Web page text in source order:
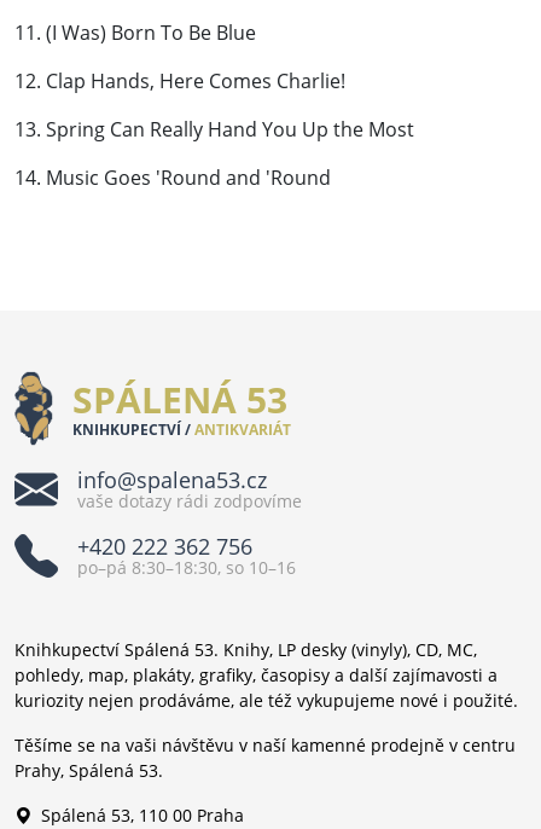
11. (I Was) Born To Be Blue
12. Clap Hands, Here Comes Charlie!
13. Spring Can Really Hand You Up the Most
14. Music Goes 'Round and 'Round
SPÁLENÁ 53
KNIHKUPECTVÍ /ANTIKVARIÁT
info@spalena53.cz
vaše dotazy rádi zodpovíme
+420 222 362 756
po–pá 8:30–18:30, so 10–16
Knihkupectví Spálená 53. Knihy, LP desky (vinyly), CD, MC,
pohledy, map, plakáty, grafiky, časopisy a další zajímavosti a
kuriozity nejen prodáváme, ale též vykupujeme nové i použité.
Těšíme se na vaši návštěvu v naší kamenné prodejně v centru
Prahy, Spálená 53.
Spálená 53, 110 00 Praha